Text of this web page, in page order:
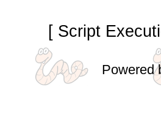
[ Script
Powered